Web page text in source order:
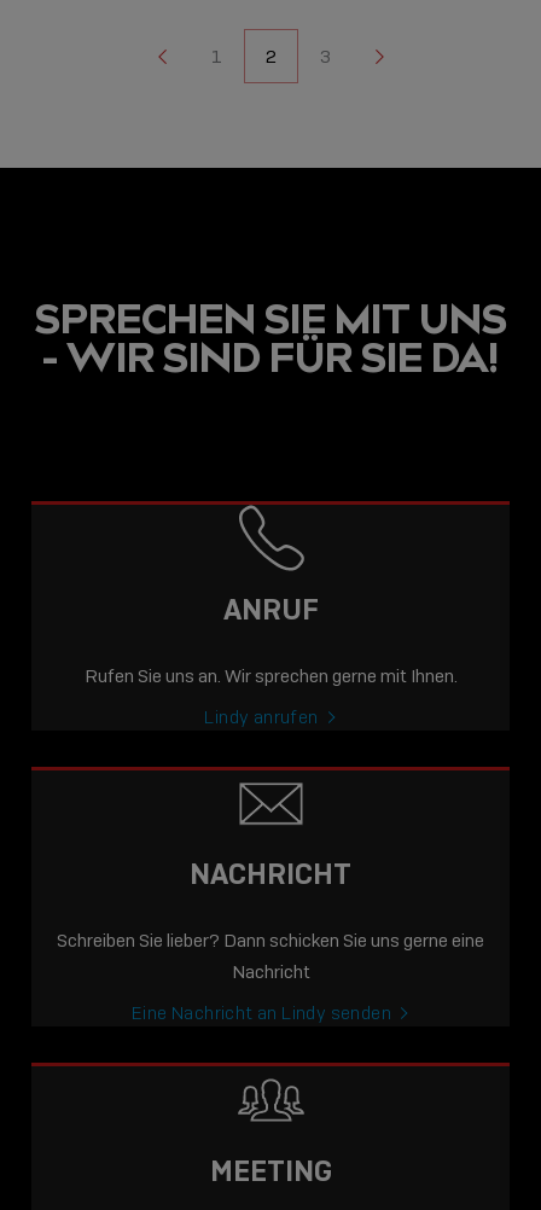
NAVIGATION
1
1 2 3
SPRECHEN SIE MIT UNS
- WIR SIND FÜR SIE DA!
ANRUF
Rufen Sie uns an. Wir sprechen gerne mit Ihnen.
Lindy anrufen
NACHRICHT
Schreiben Sie lieber? Dann schicken Sie uns gerne eine
Nachricht
Eine Nachricht an Lindy senden
MEETING